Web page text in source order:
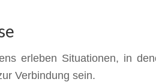
erleben Situationen, in
Verbindung sein.